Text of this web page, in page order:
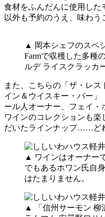
食材をふんだんに使用した
以外も予約のうえ、味わう
▲ 岡本シェフのスペ
Farmで収穫した多種
ルデ ライスクラッカ
また、こちらの「ザ・レ
イン＆ウイスキー・バー
ール人オーナー、フェイ
ワインのコレクションも
だいたラインナップ……ど
▲ ワインはオーナー
でもあるホワン氏自
はたまりません。
▲ 「信州サーモン 柳